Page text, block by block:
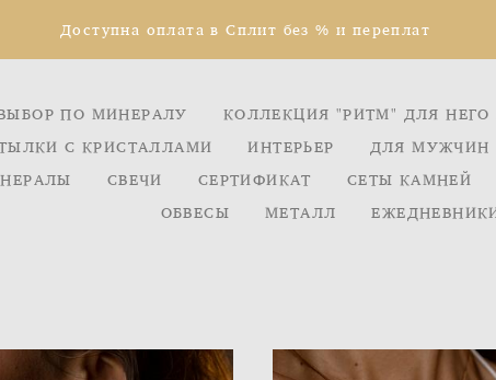
Доступна оплата в Сплит без % и переплат
ПО МИНЕРАЛУ КОЛЛЕКЦИЯ "РИТМ" ДЛЯ НЕГО
С КРИСТАЛЛАМИ
ИНТЕРЬЕР ДЛЯ МУЖЧИН
СВЕЧИ СЕРТИФИКАТ СЕТЫ КАМНЕЙ
ОБВЕСЫ
МЕТАЛЛ